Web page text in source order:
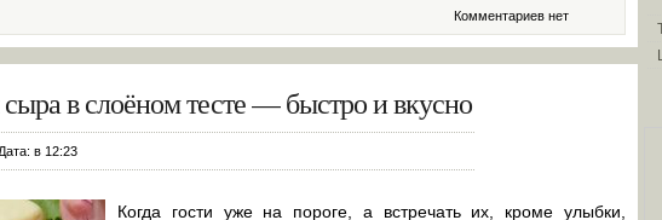
Комментариев нет
в слоёном тесте — быстро и вкусно
Дата: в 12:23
Когда гости уже на пороге, а встречать их, кроме улыбки,